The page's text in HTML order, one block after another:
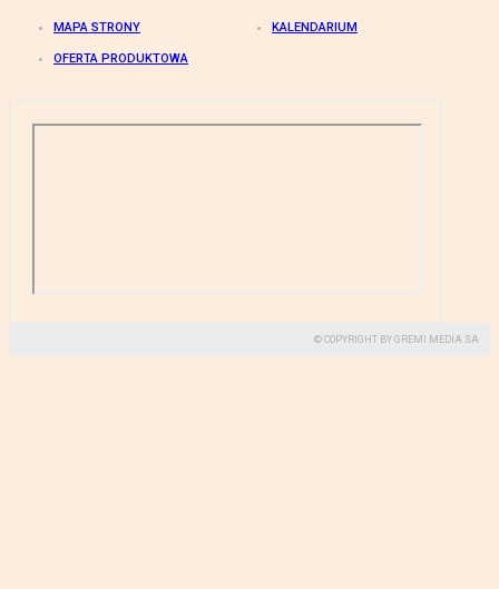
MAPA STRONY KALENDARIUM
OFERTA PRODUKTOWA
© COPYRIGHT BY GREMI MEDIA SA